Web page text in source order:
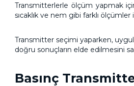
Transmitterlerle ölçüm yapmak
sıcaklık ve nem gibi farklı
Transmitter seçimi yaparken,
doğru sonuçların elde edilmesini
Basınç